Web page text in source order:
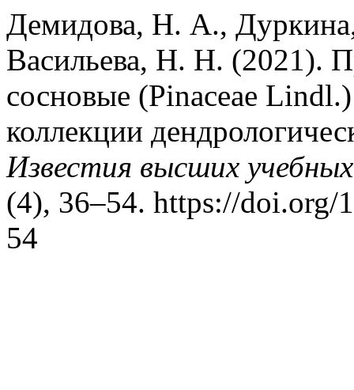
Демидова, Н. А.,
Васильева, Н. Н. (2021).
сосновые (Pinaceae
коллекции
Известия высших
(4), 36–54. https://doi.org/
54